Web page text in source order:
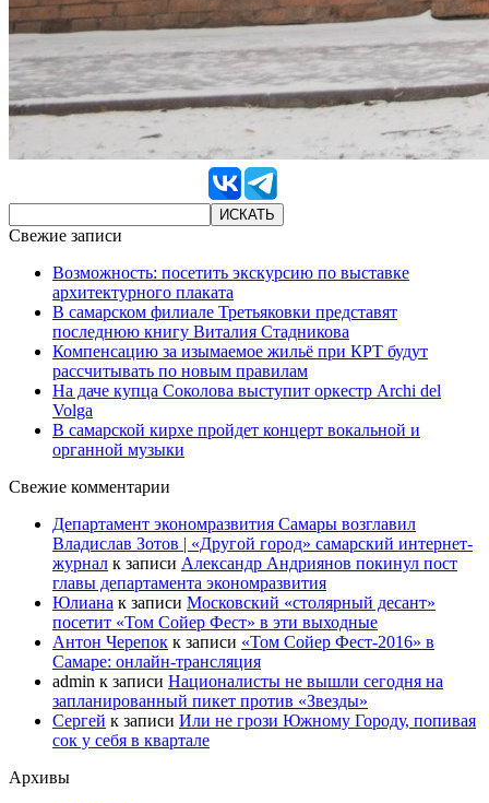
Свежие записи
Возможность: посетить экскурсию по выставке
архитектурного плаката
В самарском филиале Третьяковки представят
последнюю книгу Виталия Стадникова
Компенсацию за изымаемое жильё при КРТ будут
рассчитывать по новым правилам
На даче купца Соколова выступит оркестр Archi del
Volga
В самарской кирхе пройдет концерт вокальной и
органной музыки
Свежие комментарии
Департамент экономразвития Самары возглавил
Владислав Зотов | «Другой город» самарский интернет-
журнал к записи Александр Андриянов покинул пост
главы департамента экономразвития
Юлиана к записи Московский «столярный десант»
посетит «Том Сойер Фест» в эти выходные
Антон Черепок к записи «Том Сойер Фест-2016» в
Самаре: онлайн-трансляция
admin к записи Националисты не вышли сегодня на
запланированный пикет против «Звезды»
Сергей к записи Или не грози Южному Городу, попивая
сок у себя в квартале
Архивы